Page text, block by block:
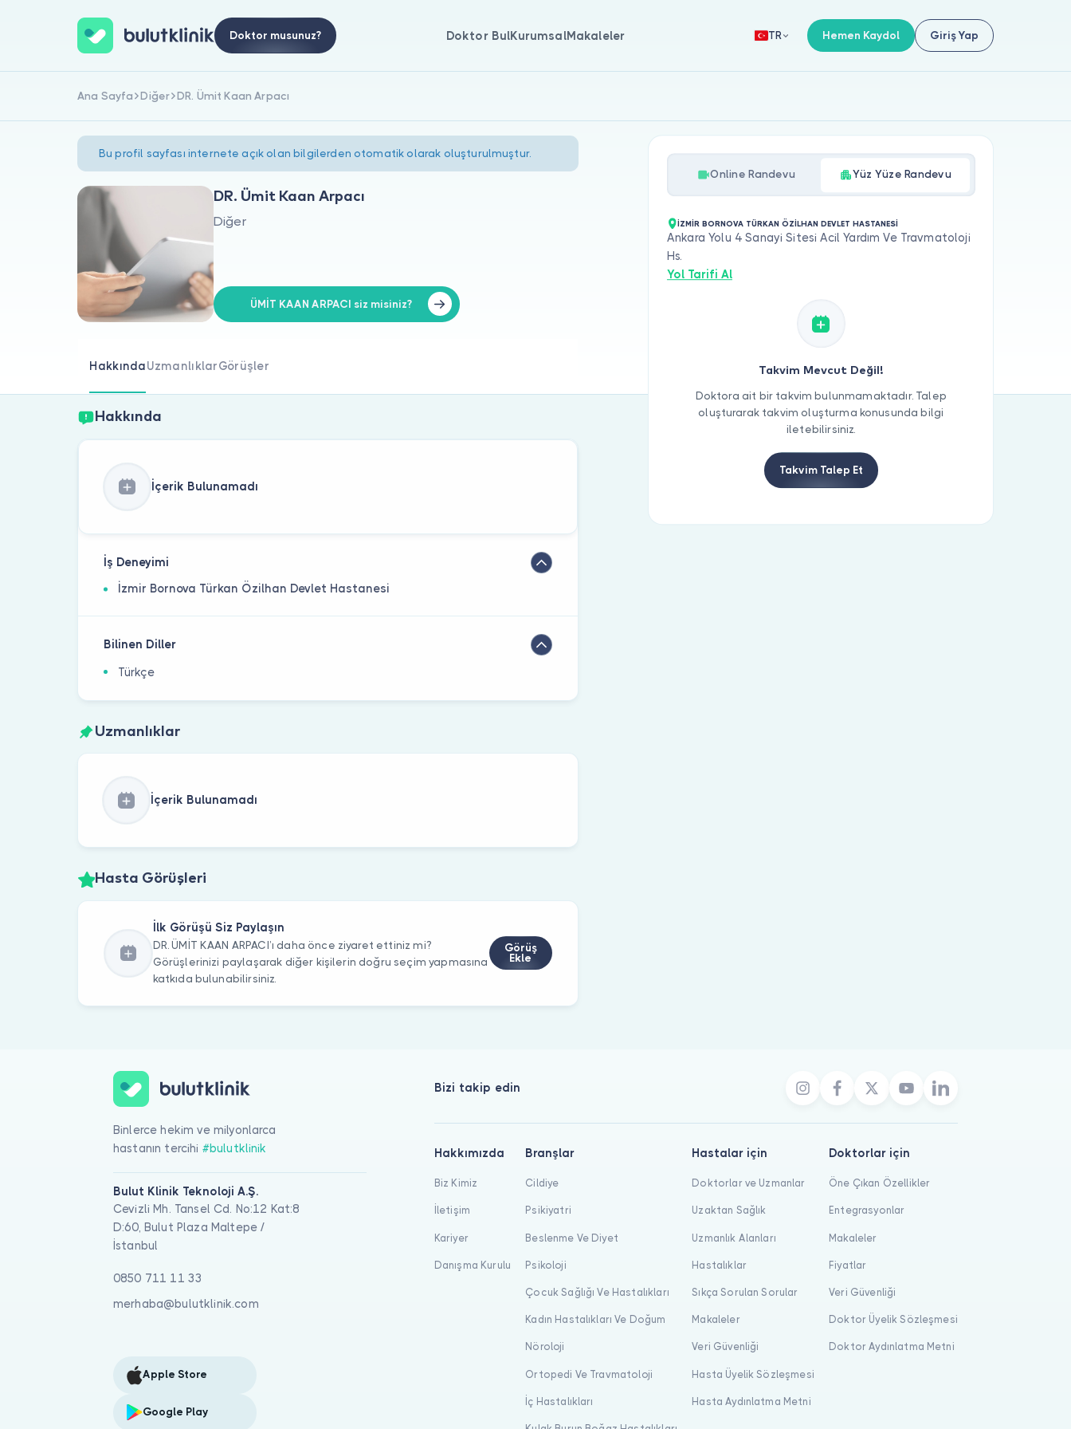
Doktor musunuz? Doktor BulKurumsalMakaleler TR Hemen Kaydol Giriş Yap
Ana Sayfa Diğer DR. Ümit Kaan Arpacı
Bu profil sayfası internete açık olan bilgilerden otomatik olarak oluşturulmuştur.
DR. Ümit Kaan Arpacı
Diğer
ÜMİT KAAN ARPACI siz misiniz?
HakkındaUzmanlıklarGörüşler
Hakkında
İçerik Bulunamadı
İş Deneyimi
İzmir Bornova Türkan Özilhan Devlet Hastanesi
Bilinen Diller
Türkçe
Uzmanlıklar
İçerik Bulunamadı
Hasta Görüşleri
İlk Görüşü Siz Paylaşın
DR. ÜMİT KAAN ARPACI’ı daha önce ziyaret ettiniz mi?
Görüşlerinizi paylaşarak diğer kişilerin doğru seçim yapmasına
katkıda bulunabilirsiniz.
Görüş
Ekle
Online Randevu Yüz Yüze Randevu
İZMİR BORNOVA TÜRKAN ÖZİLHAN DEVLET HASTANESİ
Ankara Yolu 4 Sanayi Sitesi Acil Yardım Ve Travmatoloji
Hs.
Yol Tarifi Al
Takvim Mevcut Değil!
Doktora ait bir takvim bulunmamaktadır. Talep
oluşturarak takvim oluşturma konusunda bilgi
iletebilirsiniz.
Takvim Talep Et
Binlerce hekim ve milyonlarca
hastanın tercihi #bulutklinik
Bulut Klinik Teknoloji A.Ş.
Cevizli Mh. Tansel Cd. No:12 Kat:8
D:60, Bulut Plaza Maltepe /
İstanbul
0850 711 11 33
merhaba@bulutklinik.com
Apple Store
Google Play
Bizi takip edin
Hakkımızda
Biz Kimiz
İletişim
Kariyer
Danışma Kurulu
Branşlar
Cildiye
Psikiyatri
Beslenme Ve Diyet
Psikoloji
Çocuk Sağlığı Ve Hastalıkları
Kadın Hastalıkları Ve Doğum
Nöroloji
Ortopedi Ve Travmatoloji
İç Hastalıkları
Hastalar için
Doktorlar ve Uzmanlar
Uzaktan Sağlık
Uzmanlık Alanları
Hastalıklar
Sıkça Sorulan Sorular
Makaleler
Veri Güvenliği
Hasta Üyelik Sözleşmesi
Hasta Aydınlatma Metni
Doktorlar için
Öne Çıkan Özellikler
Entegrasyonlar
Makaleler
Fiyatlar
Veri Güvenliği
Doktor Üyelik Sözleşmesi
Doktor Aydınlatma Metni